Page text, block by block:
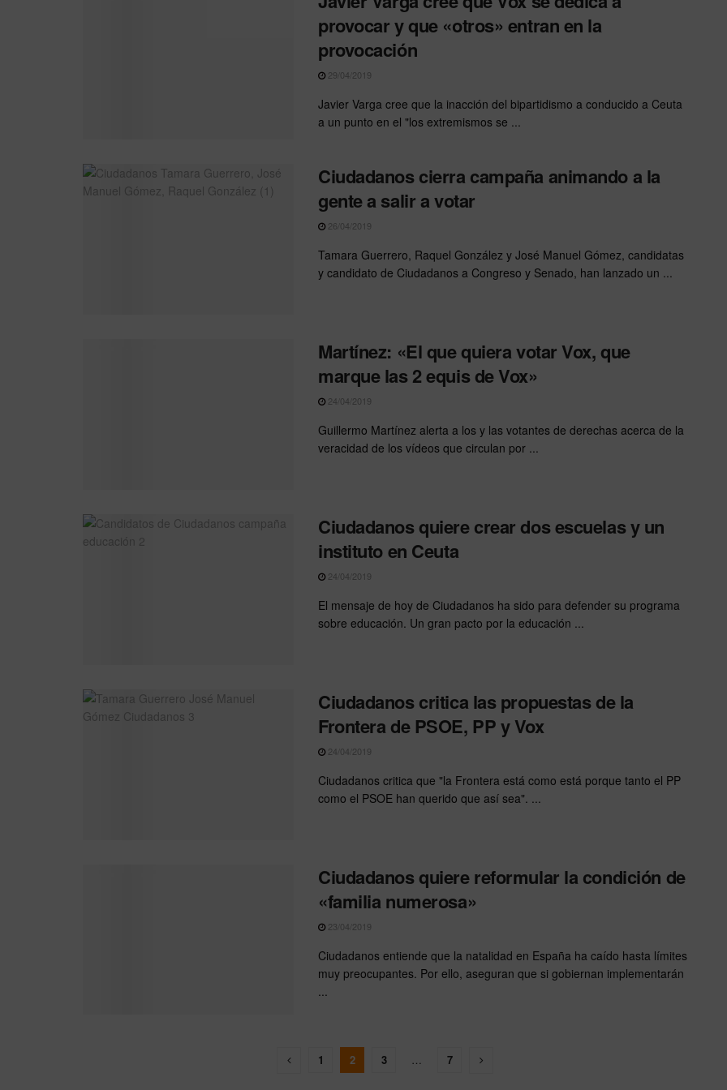
provocar y que «otros» entran en la
provocación
29/04/2019
Javier Varga cree que la inacción del bipartidismo a conducido a Ceuta
a un punto en el "los extremismos se ...
Ciudadanos cierra campaña animando a la
gente a salir a votar
26/04/2019
Tamara Guerrero, Raquel González y José Manuel Gómez, candidatas
y candidato de Ciudadanos a Congreso y Senado, han lanzado un ...
Martínez: «El que quiera votar Vox, que
marque las 2 equis de Vox»
24/04/2019
Guillermo Martínez alerta a los y las votantes de derechas acerca de la
veracidad de los vídeos que circulan por ...
Ciudadanos quiere crear dos escuelas y un
instituto en Ceuta
24/04/2019
El mensaje de hoy de Ciudadanos ha sido para defender su programa
sobre educación. Un gran pacto por la educación ...
Ciudadanos critica las propuestas de la
Frontera de PSOE, PP y Vox
24/04/2019
Ciudadanos critica que "la Frontera está como está porque tanto el PP
como el PSOE han querido que así sea". ...
Ciudadanos quiere reformular la condición de
«familia numerosa»
23/04/2019
Ciudadanos entiende que la natalidad en España ha caído hasta límites
muy preocupantes. Por ello, aseguran que si gobiernan implementarán
...
1 2 3 … 7